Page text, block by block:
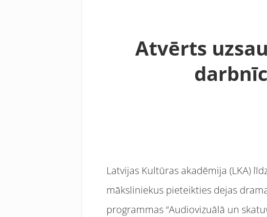
Atvērts
Latvijas Kultūras akadēmija (LKA)
māksliniekus pieteikties dejas
programmas “Audiovizuālā un